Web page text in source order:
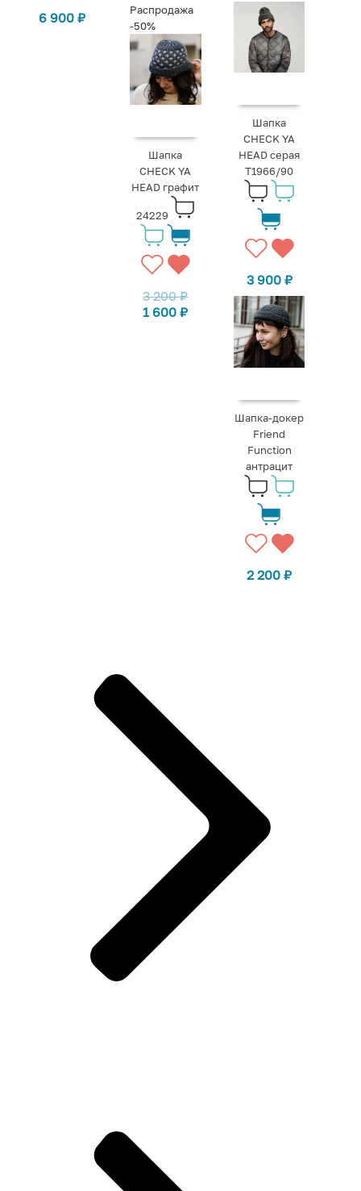
6 900 ₽
Распродажа
-50%
Шапка
CHECK YA
HEAD графит
24229
3 200₽
1 600₽
Шапка
CHECK YA
HEAD серая
T1966/90
3 900 ₽
Шапка-докер
Friend
Function
антрацит
2 200₽